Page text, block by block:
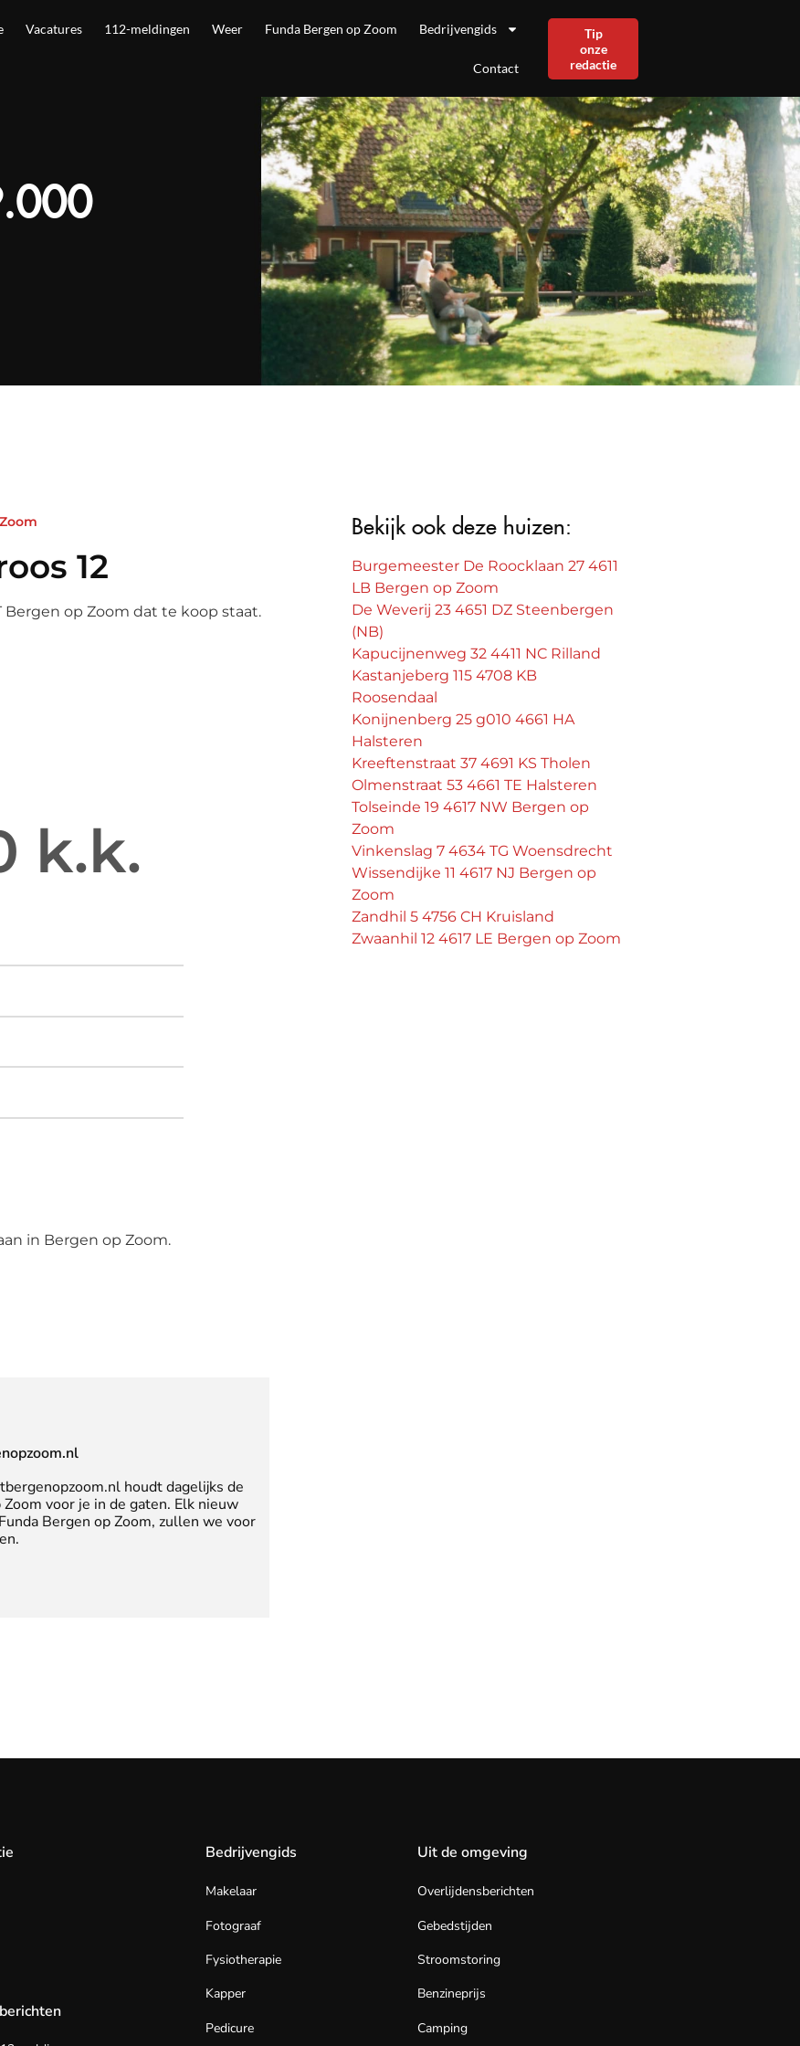
Vacatures 112-meldingen Weer Funda Bergen op Zoom Bedrijvengids
Contact
Tip
onze
redactie
12
Bergen op Zoom dat te koop staat.
k.k.
in Bergen op Zoom.
houdt dagelijks de
voor je in de gaten. Elk nieuw
Bergen op Zoom, zullen we voor
Bekijk ook deze huizen:
Burgemeester De Roocklaan 27 4611
LB Bergen op Zoom
De Weverij 23 4651 DZ Steenbergen
(NB)
Kapucijnenweg 32 4411 NC Rilland
Kastanjeberg 115 4708 KB
Roosendaal
Konijnenberg 25 g010 4661 HA
Halsteren
Kreeftenstraat 37 4691 KS Tholen
Olmenstraat 53 4661 TE Halsteren
Tolseinde 19 4617 NW Bergen op
Zoom
Vinkenslag 7 4634 TG Woensdrecht
Wissendijke 11 4617 NJ Bergen op
Zoom
Zandhil 5 4756 CH Kruisland
Zwaanhil 12 4617 LE Bergen op Zoom
Bedrijvengids
Makelaar
Fotograaf
Fysiotherapie
Kapper
Pedicure
Uit de omgeving
Overlijdensberichten
Gebedstijden
Stroomstoring
Benzineprijs
Camping